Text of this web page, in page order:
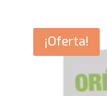
29,95€.23,15€.
¡Oferta!